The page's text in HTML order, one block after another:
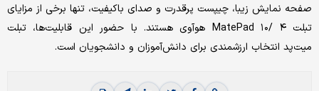
صفحه نمایش زیبا، چیپست پرقدرت و صدای باکیفیت، تنها برخی از مزایای
تبلت MatePad ۱۰/ ۴ هوآوی هستند. با حضور این قابلیت‌ها، تبلت
میت‌پد انتخاب ارزشمندی برای دانش‌آموزان و دانشجویان است.